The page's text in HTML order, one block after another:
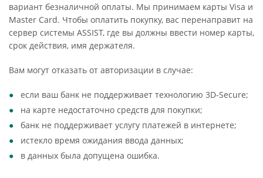
вариант безналичной оплаты. Мы принимаем карты Visa и
Master Card. Чтобы оплатить покупку, вас перенаправит на
сервер системы ASSIST, где вы должны ввести номер карты,
срок действия, имя держателя.
Вам могут отказать от авторизации в случае:
если ваш банк не поддерживает технологию 3D-Secure;
на карте недостаточно средств для покупки;
банк не поддерживает услугу платежей в интернете;
истекло время ожидания ввода данных;
в данных была допущена ошибка.